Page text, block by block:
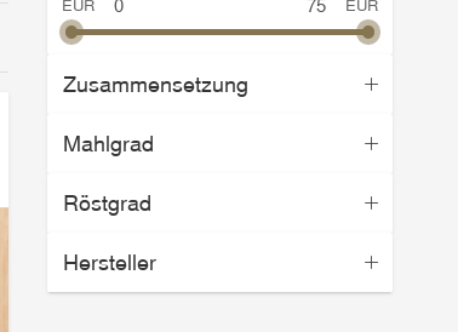
EUR EUR
Zusammensetzung
Mahlgrad
Röstgrad
Hersteller